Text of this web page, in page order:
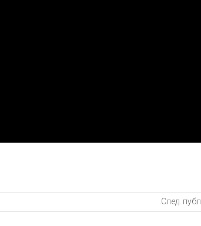
След. публ.